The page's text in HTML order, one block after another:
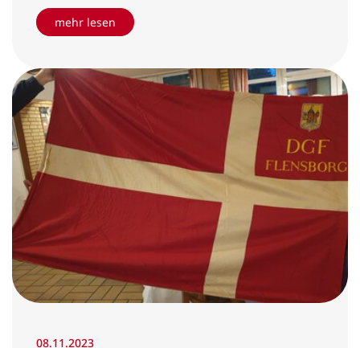
mehr lesen
08.11.2023